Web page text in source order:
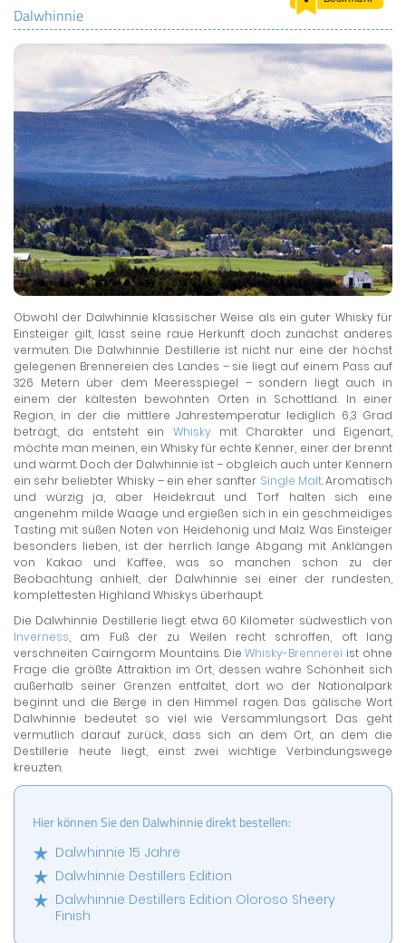
LERNCENTER
ENGLAND ZUHAUSE
BRITISH SHOP
Dalwhinnie
Obwohl der Dalwhinnie klassischer Weise als ein guter Whisky für
Einsteiger gilt, lässt seine raue Herkunft doch zunächst anderes
vermuten. Die Dalwhinnie Destillerie ist nicht nur eine der höchst
gelegenen Brennereien des Landes – sie liegt auf einem Pass auf
326 Metern über dem Meeresspiegel – sondern liegt auch in
einem der kältesten bewohnten Orten in Schottland. In einer
Region, in der die mittlere Jahrestemperatur lediglich 6,3 Grad
beträgt, da entsteht ein Whiskymit Charakter und Eigenart,
möchte man meinen, ein Whisky für echte Kenner, einer der brennt
und wärmt. Doch der Dalwhinnie ist – obgleich auch unter Kennern
ein sehr beliebter Whisky – ein eher sanfter Single Malt. Aromatisch
und würzig ja, aber Heidekraut und Torf halten sich eine
angenehm milde Waage und ergießen sich in ein geschmeidiges
Tasting mit süßen Noten von Heidehonig und Malz. Was Einsteiger
besonders lieben, ist der herrlich lange Abgang mit Anklängen
von Kakao und Kaffee, was so manchen schon zu der
Beobachtung anhielt, der Dalwhinnie sei einer der rundesten,
komplettesten Highland Whiskys überhaupt.
Die Dalwhinnie Destillerie liegt etwa 60 Kilometer südwestlich von
Inverness, am Fuß der zu Weilen recht schroffen, oft lang
verschneiten Cairngorm Mountains. DieWhisky-Brennerei ist ohne
Frage die größte Attraktion im Ort, dessen wahre Schönheit sich
außerhalb seiner Grenzen entfaltet, dort wo der Nationalpark
beginnt und die Berge in den Himmel ragen. Das gälische Wort
Dalwhinnie bedeutet so viel wie Versammlungsort. Das geht
vermutlich darauf zurück, dass sich an dem Ort, an dem die
Destillerie heute liegt, einst zwei wichtige Verbindungswege
kreuzten.
Hier können Sie den Dalwhinnie direkt bestellen:
Dalwhinnie 15 Jahre
Dalwhinnie Destillers Edition
Dalwhinnie Destillers Edition Oloroso Sheery
Finish